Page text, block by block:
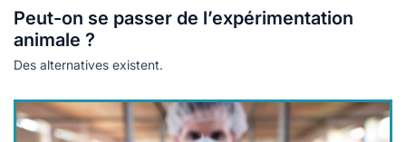
au naturel
végétariennes
locales
naturel
de recyclage
témoignages
responsables
Peut-on se passer de l’expérimentation
animale ?
Des alternatives existent.